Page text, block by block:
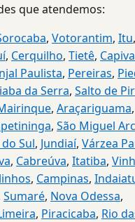
que atendemos:
, Votorantim, Itu,
, Cerquilho, Tietê,
Paulista, Pereiras,
da Serra, Salto de
, Araçariguama,
, São Miguel
Sul, Jundiaí, Várzea
, Cabreúva, Itatiba,
, Campinas,
Sumaré, Nova Odessa,
, Piracicaba, Rio